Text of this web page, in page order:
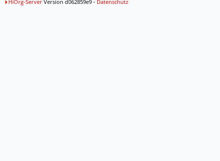
HiOrg-ServerVersion d062859e9 - Datenschutz